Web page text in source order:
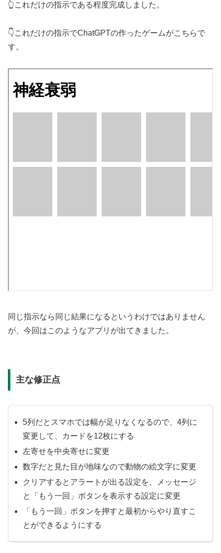
👆これだけの指示である程度完成しました。
👇これだけの指示でChatGPTの作ったゲームがこちらで
す。
同じ指示なら同じ結果になるというわけではありません
が、今回はこのようなアプリが出てきました。
主な修正点
5列だとスマホでは幅が足りなくなるので、4列に
変更して、カードを12枚にする
左寄せを中央寄せに変更
数字だと見た目が地味なので動物の絵文字に変更
クリアするとアラートが出る設定を、メッセージ
と「もう一回」ボタンを表示する設定に変更
「もう一回」ボタンを押すと最初からやり直すこ
とができるようにする